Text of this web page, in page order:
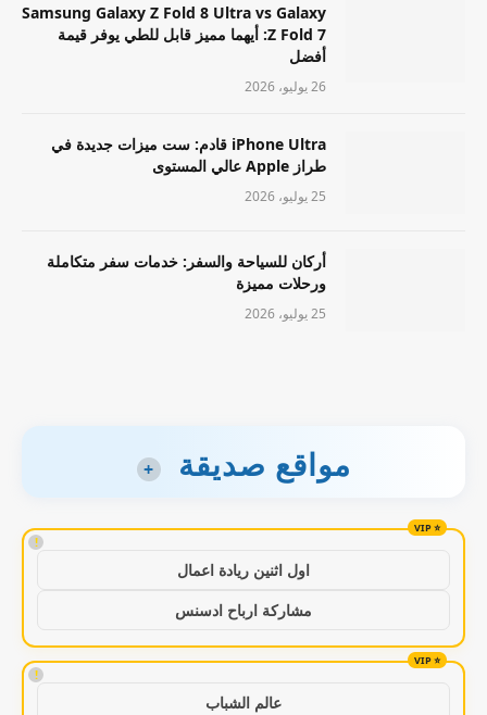
Samsung Galaxy Z Fold 8 Ultra vs Galaxy
Z Fold 7: أيهما مميز قابل للطي يوفر قيمة
أفضل
26 يوليو، 2026
iPhone Ultra قادم: ست ميزات جديدة في
طراز Apple عالي المستوى
25 يوليو، 2026
أركان للسياحة والسفر: خدمات سفر متكاملة
ورحلات مميزة
25 يوليو، 2026
مواقع صديقة +
!
اول اثنين ريادة اعمال
مشاركة ارباح ادسنس
!
عالم الشباب